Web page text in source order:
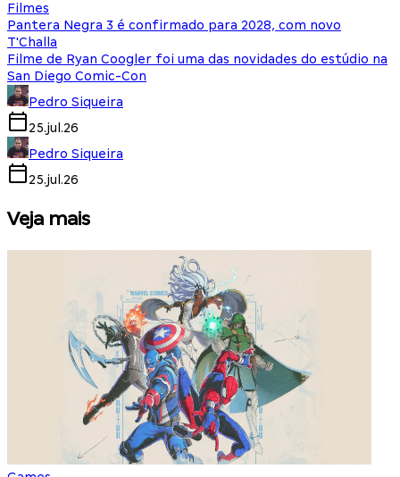
Filmes
Pantera Negra 3 é confirmado para 2028, com novo
T'Challa
Filme de Ryan Coogler foi uma das novidades do estúdio na
San Diego Comic-Con
Pedro Siqueira
25.jul.26
Pedro Siqueira
25.jul.26
Veja mais